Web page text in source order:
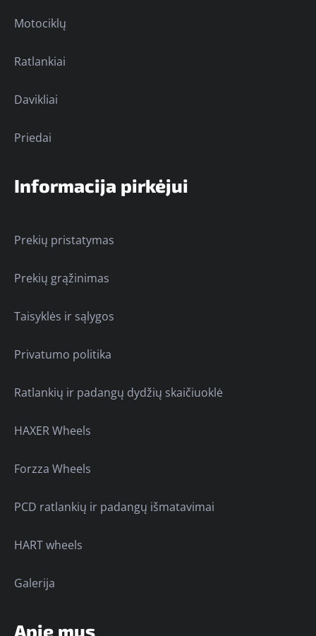
Motociklų
Ratlankiai
Davikliai
Priedai
Informacija pirkėjui
Prekių pristatymas
Prekių grąžinimas
Taisyklės ir sąlygos
Privatumo politika
Ratlankių ir padangų dydžių skaičiuoklė
HAXER Wheels
Forzza Wheels
PCD ratlankių ir padangų išmatavimai
HART wheels
Galerija
Apie mus